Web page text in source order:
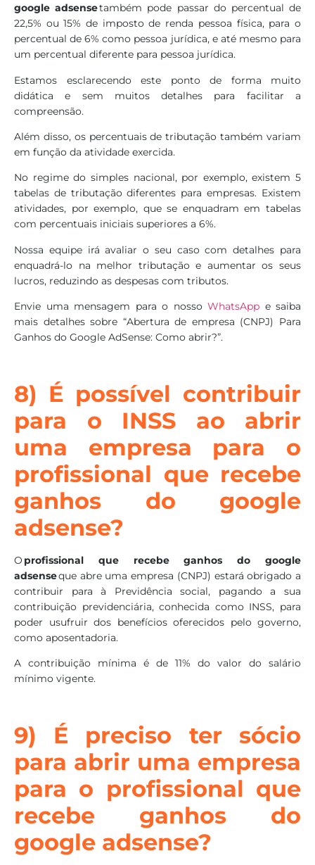
google adsensetambém pode passar do percentual de
22,5% ou 15% de imposto de renda pessoa física, para o
percentual de 6% como pessoa jurídica, e até mesmo para
um percentual diferente para pessoa jurídica.
Estamos esclarecendo este ponto de forma muito
didática e sem muitos detalhes para facilitar a
compreensão.
Além disso, os percentuais de tributação também variam
em função da atividade exercida.
No regime do simples nacional, por exemplo, existem 5
tabelas de tributação diferentes para empresas. Existem
atividades, por exemplo, que se enquadram em tabelas
com percentuais iniciais superiores a 6%.
Nossa equipe irá avaliar o seu caso com detalhes para
enquadrá-lo na melhor tributação e aumentar os seus
lucros, reduzindo as despesas com tributos.
Envie uma mensagem para o nosso WhatsApp e saiba
mais detalhes sobre “Abertura de empresa (CNPJ) Para
Ganhos do Google AdSense: Como abrir?”.
8) É possível contribuir
para o INSS ao abrir
uma empresa para o
profissional que recebe
ganhos do google
adsense?
O profissional que recebe ganhos do google
adsenseque abre uma empresa (CNPJ) estará obrigado a
contribuir para à Previdência social, pagando a sua
contribuição previdenciária, conhecida como INSS, para
poder usufruir dos benefícios oferecidos pelo governo,
como aposentadoria.
A contribuição mínima é de 11% do valor do salário
mínimo vigente.
9) É preciso ter sócio
para abrir uma empresa
para o profissional que
recebe ganhos do
google adsense?